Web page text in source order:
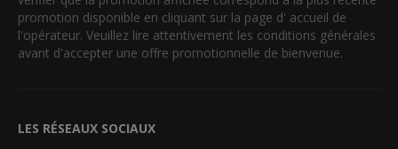
promotion disponible en cliquant sur la page d' accueil de
l'opérateur. Veuillez lire attentivement les conditions générales
avant d'accepter une offre promotionnelle de bienvenue.
LES RÉSEAUX SOCIAUX